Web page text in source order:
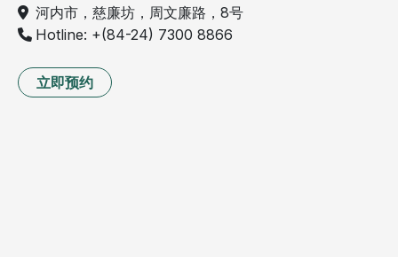
河内市，慈廉坊，周文廉路，8号
Hotline: +(84-24) 7300 8866
立即预约